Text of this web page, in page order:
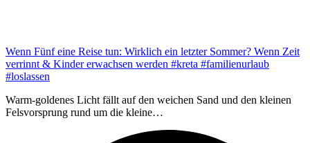
Wenn Fünf eine Reise tun: Wirklich ein letzter Sommer? Wenn Zeit
verrinnt & Kinder erwachsen werden #kreta #familienurlaub
#loslassen
Warm-goldenes Licht fällt auf den weichen Sand und den kleinen
Felsvorsprung rund um die kleine…